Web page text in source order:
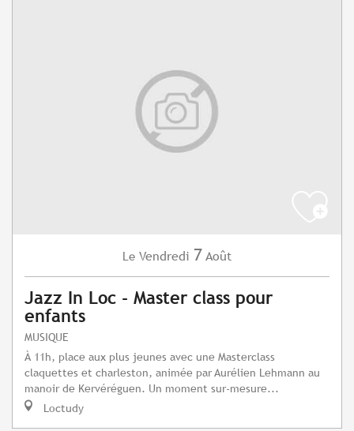
Le Vendredi 7 Août
Jazz In Loc - Master class pour
enfants
MUSIQUE
À 11h, place aux plus jeunes avec une Masterclass
claquettes et charleston, animée par Aurélien Lehmann au
manoir de Kervéréguen. Un moment sur-mesure...
Loctudy